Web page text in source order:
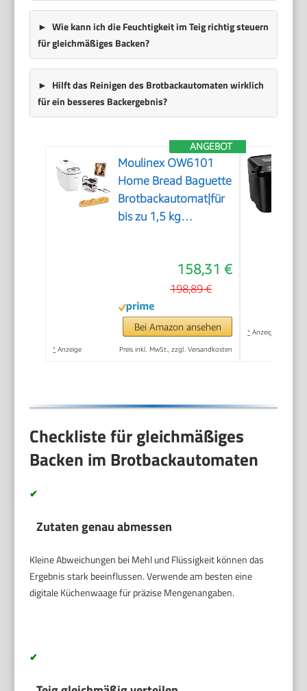
Wie kann ich die Feuchtigkeit im Teig richtig steuern
für gleichmäßiges Backen?
Hilft das Reinigen des Brotbackautomaten wirklich
für ein besseres Backergebnis?
ANGEBOT
Moulinex OW6101
Home Bread Baguette
Brotbackautomat|für
bis zu 1,5 kg
inkl.Baguettebleche
158,31 €
198,89 €
Bei Amazon ansehen
* Anzeige Preis inkl. MwSt., zzgl. Versandkosten
* Anzeige
Checkliste für gleichmäßiges
Backen im Brotbackautomaten
✔
Zutaten genau abmessen
Kleine Abweichungen bei Mehl und Flüssigkeit können das
Ergebnis stark beeinflussen. Verwende am besten eine
digitale Küchenwaage für präzise Mengenangaben.
✔